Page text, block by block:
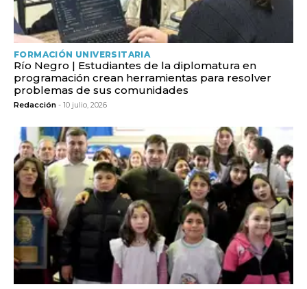
FORMACIÓN UNIVERSITARIA
Río Negro | Estudiantes de la diplomatura en
programación crean herramientas para resolver
problemas de sus comunidades
Redacción - 10 julio, 2026